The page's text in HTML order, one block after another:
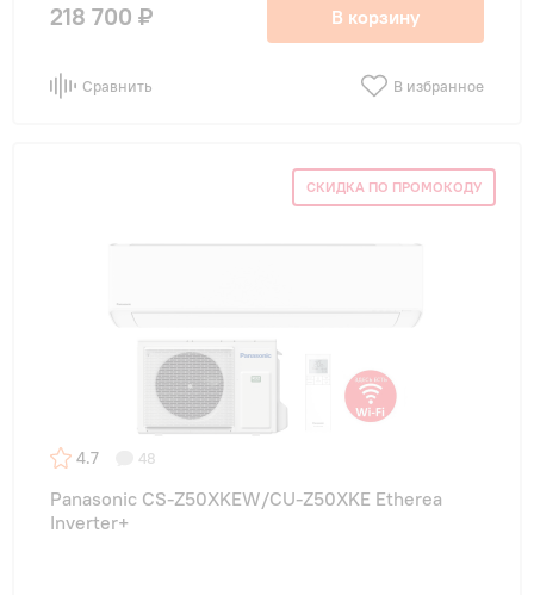
218 700 ₽ В корзину
Сравнить В избранное
СКИДКА ПО ПРОМОКОДУ
4.7 48
Panasonic CS-Z50XKEW/CU-Z50XKE Etherea
Inverter+